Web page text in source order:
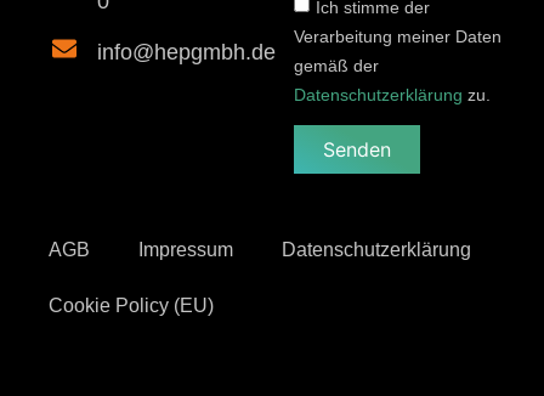
info@hepgmbh.de
Ich stimme der
Verarbeitung meiner Daten
gemäß der
Datenschutzerklärung zu.
Senden
AGB Impressum Datenschutzerklärung
Cookie Policy (EU)